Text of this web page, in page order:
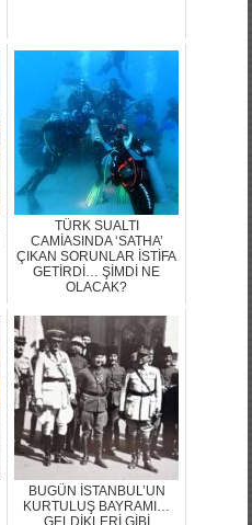
TÜRK SUALTI
CAMİASINDA ‘SATHA’
ÇIKAN SORUNLAR İSTİFA
GETİRDİ… ŞİMDİ NE
OLACAK?
BUGÜN İSTANBUL’UN
KURTULUŞ BAYRAMI…
GELDİKLERİ GİBİ